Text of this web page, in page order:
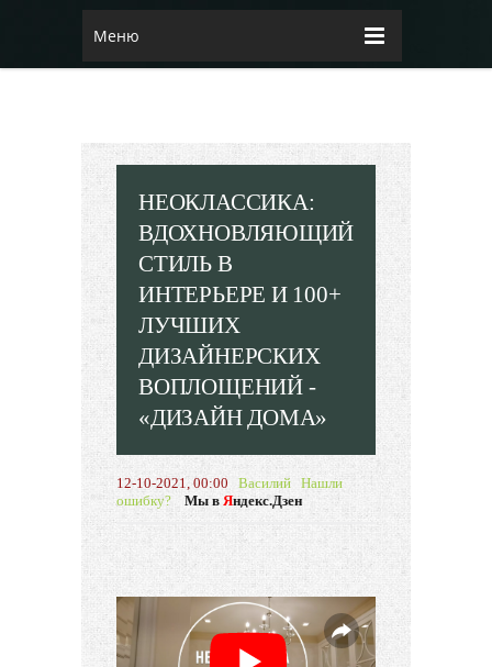
Меню
НЕОКЛАССИКА:
ВДОХНОВЛЯЮЩИЙ
СТИЛЬ В
ИНТЕРЬЕРЕ И 100+
ЛУЧШИХ
ДИЗАЙНЕРСКИХ
ВОПЛОЩЕНИЙ -
«ДИЗАЙН ДОМА»
12-10-2021, 00:00 Василий Нашли
ошибку?
Мы в Яндекс.Дзен